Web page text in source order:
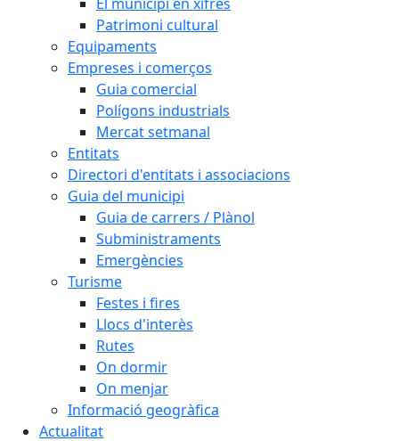
Patrimoni cultural
Equipaments
Empreses i comerços
Guia comercial
Polígons industrials
Mercat setmanal
Entitats
Directori d'entitats i associacions
Guia del municipi
Guia de carrers / Plànol
Subministraments
Emergències
Turisme
Festes i fires
Llocs d'interès
Rutes
On dormir
On menjar
Informació geogràfica
Actualitat